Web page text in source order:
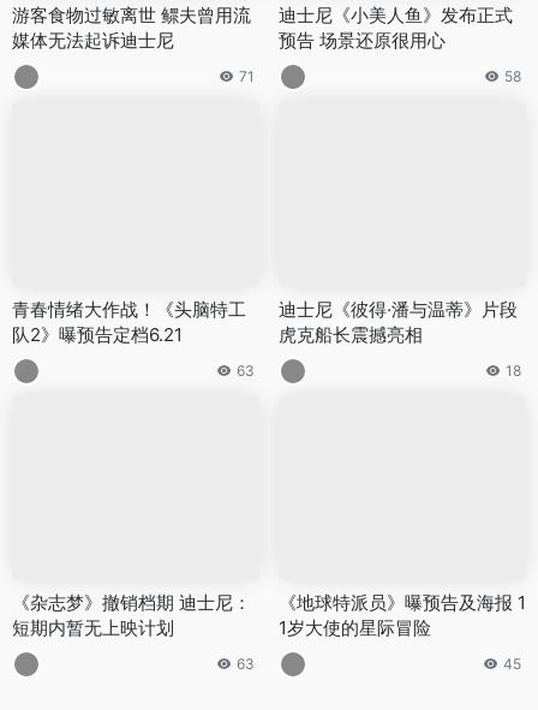
游客食物过敏离世 鳏夫曾用流
媒体无法起诉迪士尼
71
迪士尼《小美人鱼》发布正式
预告 场景还原很用心
58
青春情绪大作战！《头脑特工
队2》曝预告定档6.21
63
迪士尼《彼得·潘与温蒂》片段
虎克船长震撼亮相
18
《杂志梦》撤销档期 迪士尼：
短期内暂无上映计划
63
《地球特派员》曝预告及海报 1
1岁大使的星际冒险
45